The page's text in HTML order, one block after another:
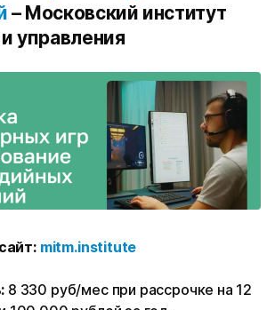
– Московский институт
управления
mitm.institute
8 330 руб/мес при рассрочке на 12